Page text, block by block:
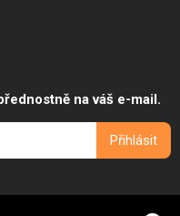
na váš e-mail.